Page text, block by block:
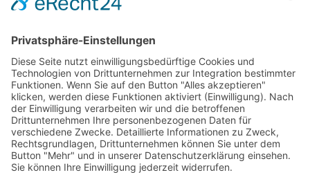
AGBs
Copyright ©2026ScubaholiX | Tauchschule und
Tauchreisen. Alle Rechte vorbehalten.
Umsetzung und Realisierung durchWEBandWIRE
Internet- und EDV-Dienstleistungen